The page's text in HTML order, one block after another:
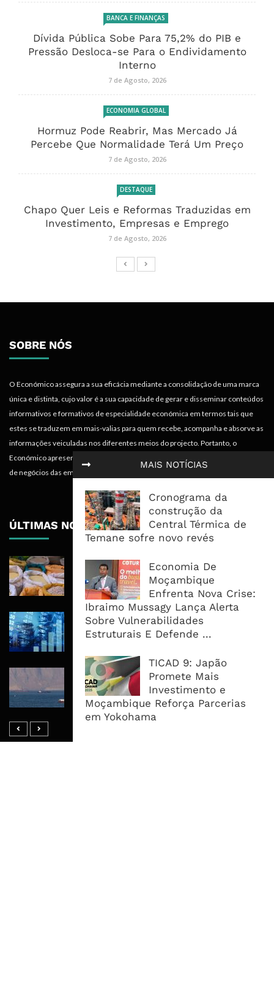
MAIS NOTÍCIAS
Cronograma da
construção da
Central Térmica de
Temane sofre novo revés
Economia De
Moçambique
Enfrenta Nova Crise:
Ibraimo Mussagy Lança Alerta
Sobre Vulnerabilidades
Estruturais E Defende ...
TICAD 9: Japão
Promete Mais
Investimento e
Moçambique Reforça Parcerias
em Yokohama
BANCA E FINANÇAS
Dívida Pública Sobe Para 75,2% do PIB e
Pressão Desloca-se Para o Endividamento
Interno
7 de Agosto, 2026
ECONOMIA GLOBAL
Hormuz Pode Reabrir, Mas Mercado Já
Percebe Que Normalidade Terá Um Preço
7 de Agosto, 2026
DESTAQUE
Chapo Quer Leis e Reformas Traduzidas em
Investimento, Empresas e Emprego
7 de Agosto, 2026
SOBRE NÓS
O Económico assegura a sua eficácia mediante a consolidação de uma marca
única e distinta, cujo valor é a sua capacidade de gerar e disseminar conteúdos
informativos e formativos de especialidade económica em termos tais que
estes se traduzem em mais-valias para quem recebe, acompanha e absorve as
informações veiculadas nos diferentes meios do projecto. Portanto, o
Económico apresenta valências importantes para os objectivos institucionais e
de negócios das empresas.
ÚLTIMAS NOTÍCIAS
Commodities Agrícolas Entram Numa
Nova Fase de Risco Após Meses de
Oferta Confortável
Dívida Pública Sobe Para 75,2% do
PIB e Pressão Desloca-se Para o
Hormuz Pode Reabrir, Mas Mercado
Já Percebe Que Normalidade Terá
Um Preço